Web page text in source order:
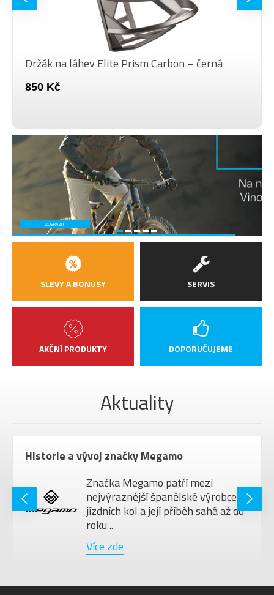
Držák na láhev Elite Prism Carbon – černá
850 Kč
ZOBRAZIT
SLEVY A BONUSY
AKČNÍ PRODUKTY
SERVIS
DOPORUČUJEME
Aktuality
Historie a vývoj značky Megamo
Značka Megamo patří mezi
nejvýraznější španělské výrobce
jízdních kol a její příběh sahá až do
roku ..
Více zde